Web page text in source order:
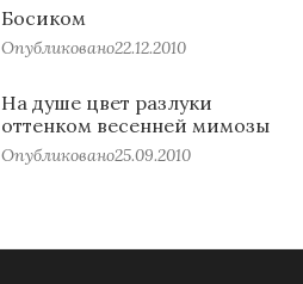
Босиком
Опубликовано22.12.2010
На душе цвет разлуки
оттенком весенней мимозы
Опубликовано25.09.2010